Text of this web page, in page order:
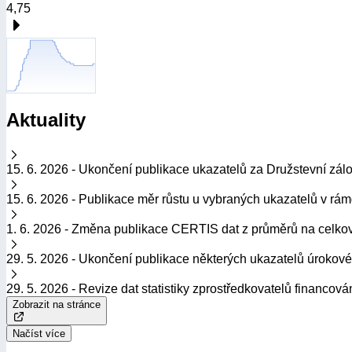
4,75
Aktuality
15. 6. 2026 - Ukončení publikace ukazatelů za Družstevní
K 31.3.2026 bude ukončeno vykazování za sektor
15. 6. 2026 - Publikace měr růstu u vybraných ukazatelů v
Dne 15. 6. 2026 byla publikace dat statistiky investičních
1. 6. 2026 - Změna publikace CERTIS dat z průměrů na
Od 1. 6. 2026 došlo ke změně v publikaci statistických dat
přehlednější formou, kdy všechny ukazatele dříve
metodický list, který byl zjednodušen a zpřehledněn,
29. 5. 2026 - Ukončení publikace některých ukazatelů
Z důvodu výskytu důvěrných údajů v datech byla ukončena
spořitelny a za banky bez stavebních spořitelen.
29. 5. 2026 - Revize dat statistiky zprostředkovatelů
Při zpracování dat zprostředkovatelů financování aktiv za
Zobrazit na stránce
Načíst více